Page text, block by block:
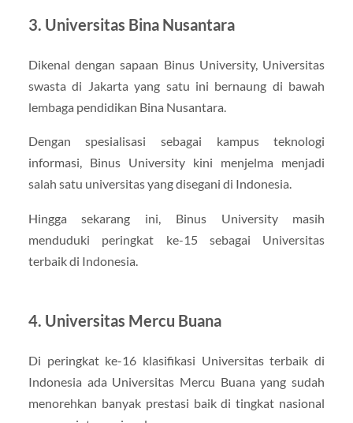
3. Universitas Bina Nusantara
Dikenal dengan sapaan Binus University, Universitas
swasta di Jakarta yang satu ini bernaung di bawah
lembaga pendidikan Bina Nusantara.
Dengan spesialisasi sebagai kampus teknologi
informasi, Binus University kini menjelma menjadi
salah satu universitas yang disegani di Indonesia.
Hingga sekarang ini, Binus University masih
menduduki peringkat ke-15 sebagai Universitas
terbaik di Indonesia.
4. Universitas Mercu Buana
Di peringkat ke-16 klasifikasi Universitas terbaik di
Indonesia ada Universitas Mercu Buana yang sudah
menorehkan banyak prestasi baik di tingkat nasional